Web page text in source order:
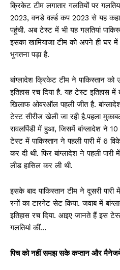
क्रिकेट टीम लगातार गलतियों पर
2023, वनडे वर्ल्ड कप 2023 से यह
पहुंची. अब टेस्ट में भी यह गलतियां
इसका खामियाजा टीम को अपने ही घर
भुगतना पड़ा है.
बांग्लादेश क्रिकेट टीम ने पाकिस्तान
इतिहास रच दिया है. यह टेस्ट इतिहास में
खिलाफ ओवरऑल पहली जीत है.
टेस्ट सीरीज खेली जा रही है.पहला
रावलपिंडी में हुआ, जिसमें बांग्लादेश ने
टेस्ट में पाकिस्तान ने पहली पारी में 6
कर दी थी. फिर बांग्लादेश ने पहली
लीड हासिल कर ली थी.
इसके बाद पाकिस्तान टीम ने दूसरी
रनों का टारगेट सेट किया. जवाब में
इतिहास रच दिया. आइए जानते हैं इस
गलतियां कीं…
पिच को नहीं समझ सके कप्तान और